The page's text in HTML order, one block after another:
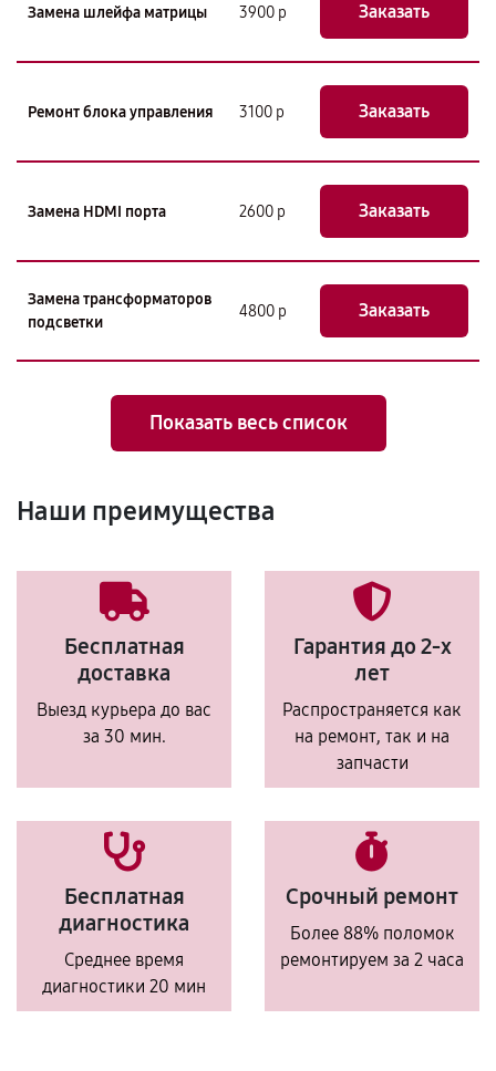
Замена шлейфа матрицы 3900 р Заказать
Ремонт блока управления 3100 р Заказать
Замена HDMI порта 2600 р Заказать
Замена трансформаторов
подсветки
4800 р Заказать
Показать весь список
Наши преимущества
Бесплатная
доставка
Выезд курьера до вас
за 30 мин.
Гарантия до 2-х
лет
Распространяется как
на ремонт, так и на
запчасти
Бесплатная
диагностика
Среднее время
диагностики 20 мин
Срочный ремонт
Более 88% поломок
ремонтируем за 2 часа